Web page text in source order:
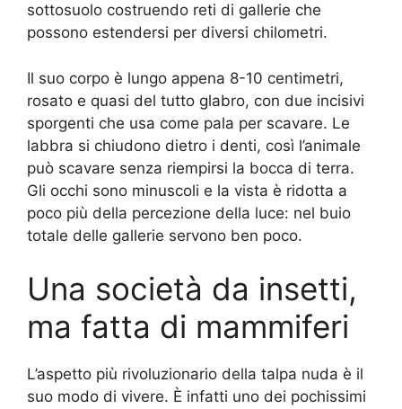
sottosuolo costruendo reti di gallerie che
possono estendersi per diversi chilometri.
Il suo corpo è lungo appena 8-10 centimetri,
rosato e quasi del tutto glabro, con due incisivi
sporgenti che usa come pala per scavare. Le
labbra si chiudono dietro i denti, così l’animale
può scavare senza riempirsi la bocca di terra.
Gli occhi sono minuscoli e la vista è ridotta a
poco più della percezione della luce: nel buio
totale delle gallerie servono ben poco.
Una società da insetti,
ma fatta di mammiferi
L’aspetto più rivoluzionario della talpa nuda è il
suo modo di vivere. È infatti uno dei pochissimi